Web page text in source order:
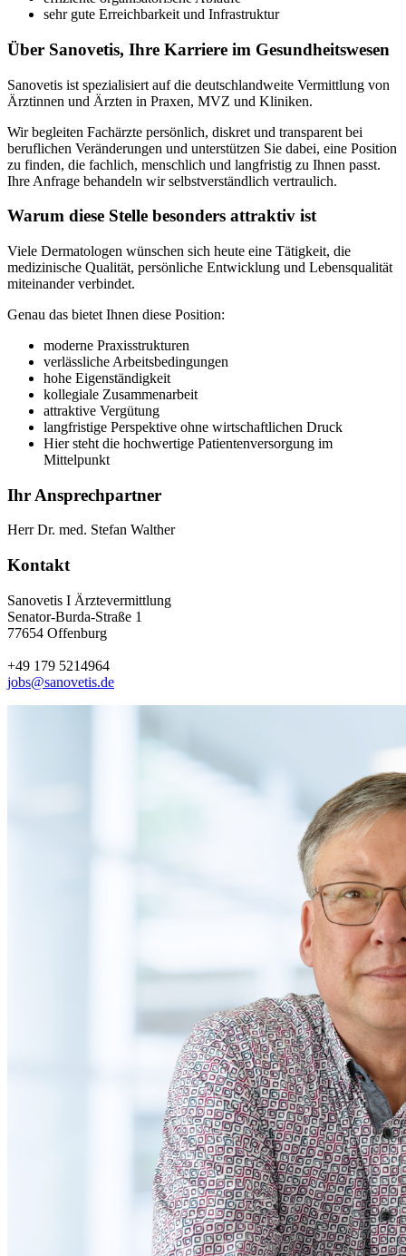
sehr gute Erreichbarkeit und Infrastruktur
Über Sanovetis, Ihre Karriere im Gesundheitswesen
Sanovetis ist spezialisiert auf die deutschlandweite Vermittlung von
Ärztinnen und Ärzten in Praxen, MVZ und Kliniken.
Wir begleiten Fachärzte persönlich, diskret und transparent bei
beruflichen Veränderungen und unterstützen Sie dabei, eine Position
zu finden, die fachlich, menschlich und langfristig zu Ihnen passt.
Ihre Anfrage behandeln wir selbstverständlich vertraulich.
Warum diese Stelle besonders attraktiv ist
Viele Dermatologen wünschen sich heute eine Tätigkeit, die
medizinische Qualität, persönliche Entwicklung und Lebensqualität
miteinander verbindet.
Genau das bietet Ihnen diese Position:
moderne Praxisstrukturen
verlässliche Arbeitsbedingungen
hohe Eigenständigkeit
kollegiale Zusammenarbeit
attraktive Vergütung
langfristige Perspektive ohne wirtschaftlichen Druck
Hier steht die hochwertige Patientenversorgung im
Mittelpunkt
Ihr Ansprechpartner
Herr Dr. med. Stefan Walther
Kontakt
Sanovetis I Ärztevermittlung
Senator-Burda-Straße 1
77654 Offenburg
+49 179 5214964
jobs@sanovetis.de